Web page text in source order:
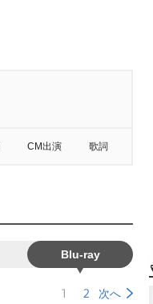
CM出演 歌詞
Blu-ray
1 2 次へ